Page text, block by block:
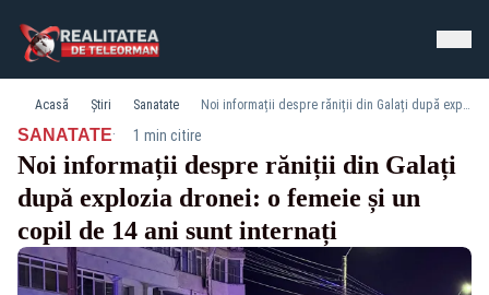
Acasă Știri Sanatate Noi informații despre răniții din Galați după explozia dronei: o femeie și un copil de 14 ani sunt internați
SANATATE· 1 min citire
Noi informații despre răniții din Galați
după explozia dronei: o femeie și un
copil de 14 ani sunt internați